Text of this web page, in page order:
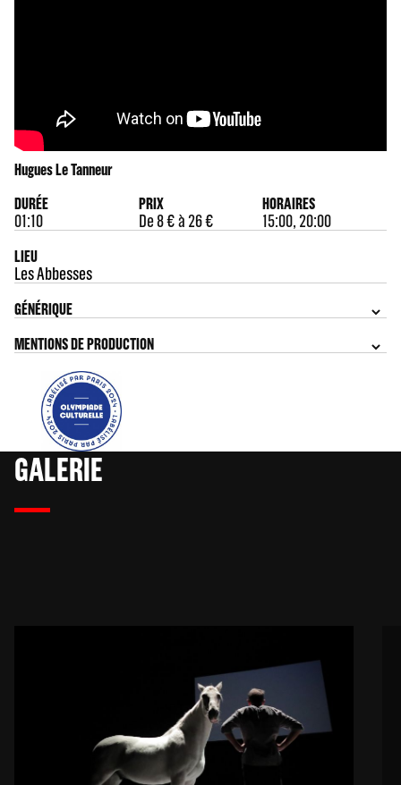
Hugues Le Tanneur
DURÉE
01:10
PRIX
De 8 € à 26 €
HORAIRES
15:00, 20:00
LIEU
Les Abbesses
GÉNÉRIQUE
MENTIONS DE PRODUCTION
GALERIE